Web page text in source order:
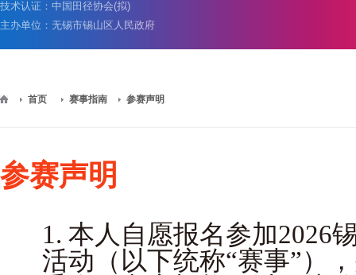
技术认证：中国田径协会(拟)
主办单位：无锡市锡山区人民政府
首页 赛事指南 参赛声明
参赛声明
1. 本人自愿报名参加2026
活动（以下统称“赛事”）